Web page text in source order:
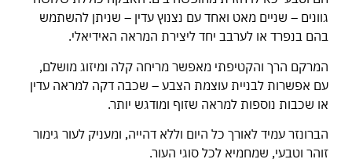
גוונים – שניים מאט ואחד עם נצנוץ עדין – שניתן להשתמש
בהם בנפרד או לערבב יחד ליצירת המראה האידיאלי.
המרקם הרך והקטיפתי מאפשר מריחה קלה ומיזוג מושלם,
עם אפשרות לבניית עוצמת הצבע – שכבה דקה למראה עדין
או שכבות נוספות למראה שזוף ומודגש יותר.
הברונזר עמיד לאורך כל היום וללא דהייה, ומעניק לעור גימור
זוהר וטבעי, שמחמיא לכל סוגי העור.